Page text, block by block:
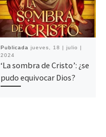
Publicada jueves, 18 | julio |
2024
‘La sombra de Cristo’: ¿se
pudo equivocar Dios?